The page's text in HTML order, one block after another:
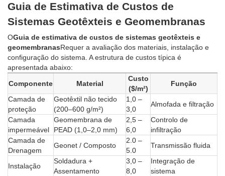
Guia de Estimativa de Custos de
Sistemas Geotêxteis e Geomembranas
OGuia de estimativa de custos de sistemas geotêxteis e
geomembranasRequer a avaliação dos materiais, instalação e
configuração do sistema. A estrutura de custos típica é
apresentada abaixo:
Componente
Material
Custo
($/m²)
Função
Camada de
proteção
Geotêxtil não tecido
(200–600 g/m²)
1,0 –
3,0
Almofada e filtração
Camada
impermeável
Geomembrana de
PEAD (1,0–2,0 mm)
2,5 –
6,0
Controlo de
infiltração
Camada de
Drenagem
Geonet / Composto
2.0 –
5.0
Transmissão fluida
Instalação
Soldadura +
Assentamento
3,0 –
8,0
Integração de
sistema